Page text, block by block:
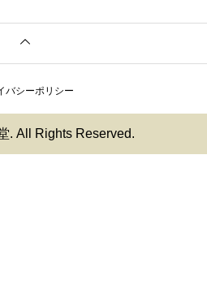
バシーポリシー
. All Rights Reserved.